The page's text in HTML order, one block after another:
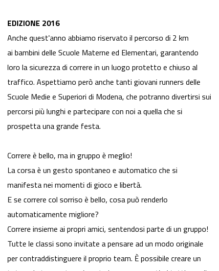
EDIZIONE 2016
Anche quest'anno abbiamo riservato il percorso di 2 km
ai bambini delle Scuole Materne ed Elementari, garantendo
loro la sicurezza di correre in un luogo protetto e chiuso al
traffico. Aspettiamo però anche tanti giovani runners delle
Scuole Medie e Superiori di Modena, che potranno divertirsi sui
percorsi più lunghi e partecipare con noi a quella che si
prospetta una grande festa.
Correre è bello, ma in gruppo è meglio!
La corsa è un gesto spontaneo e automatico che si
manifesta nei momenti di gioco e libertà.
E se correre col sorriso è bello, cosa può renderlo
automaticamente migliore?
Correre insieme ai propri amici, sentendosi parte di un gruppo!
Tutte le classi sono invitate a pensare ad un modo originale
per contraddistinguere il proprio team. È possibile creare un